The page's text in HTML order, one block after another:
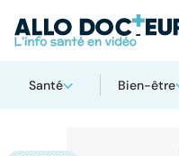
Santé Bien-être